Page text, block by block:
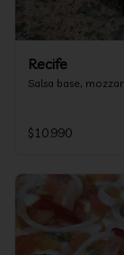
Recife
Salsa base,
$10.990